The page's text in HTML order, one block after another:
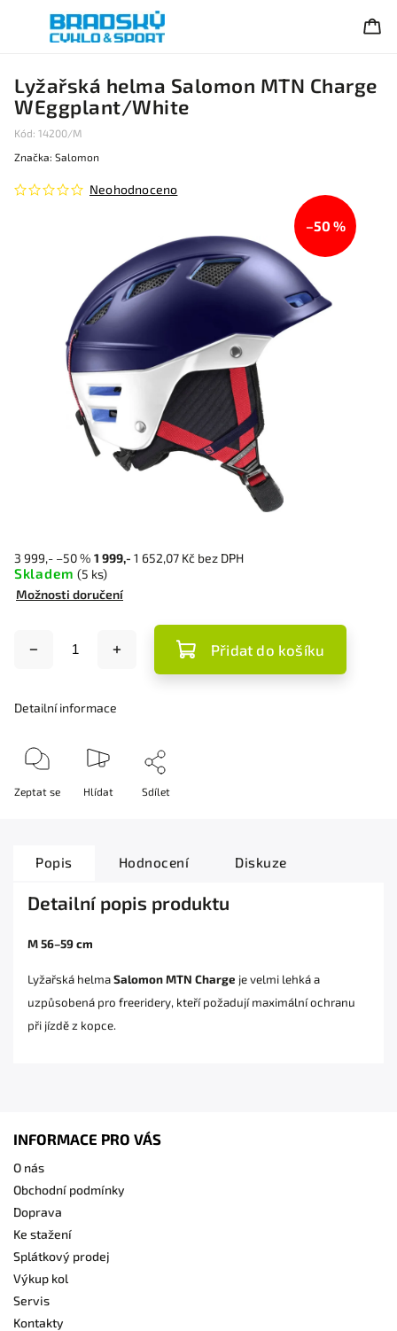
Lyžařská helma Salomon MTN Charge
WEggplant/White
Kód: 14200/M
Neohodnoceno
Značka: Salomon
–50 %
3 999,- –50 % 1 999,- 1 652,07 Kč bez DPH
Skladem (5 ks)
Možnosti doručení
Přidat do košíku
Detailní informace
Zeptat se Hlídat Sdílet
Popis Hodnocení Diskuze
Detailní popis produktu
M56–59 cm
Lyžařská helmaSalomon MTN Charge je velmi lehká a
uzpůsobená pro freeridery, kteří požadují maximální ochranu
při jízdě z kopce.
INFORMACE PRO VÁS
O nás
Obchodní podmínky
Doprava
Ke stažení
Splátkový prodej
Výkup kol
Servis
Kontakty